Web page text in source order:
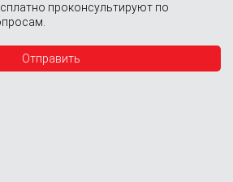
проконсультируют по